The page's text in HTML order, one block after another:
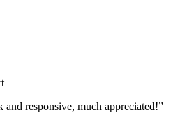
and responsive, much appreciated!”